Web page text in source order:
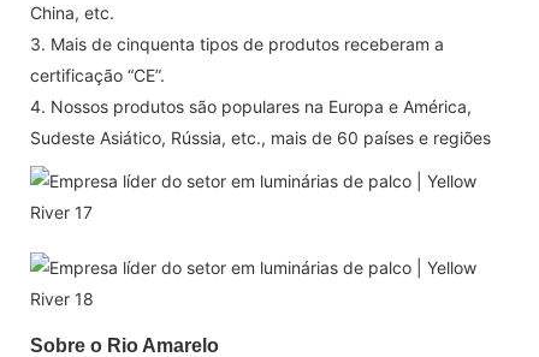
China, etc.
3. Mais de cinquenta tipos de produtos receberam a
certificação “CE”.
4. Nossos produtos são populares na Europa e América,
Sudeste Asiático, Rússia, etc., mais de 60 países e regiões
Sobre o Rio Amarelo